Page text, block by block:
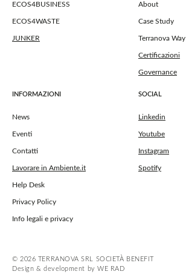
ECOS4BUSINESS
ECOS4WASTE
JUNKER
About
Case Study
Terranova Way
Certificazioni
Governance
INFORMAZIONI
News
Eventi
Contatti
Lavorare in Ambiente.it
Help Desk
Privacy Policy
Info legali e privacy
SOCIAL
Linkedin
Youtube
Instagram
Spotify
© 2026 TERRANOVA SRL SOCIETÀ BENEFIT
Design & development by WE RAD